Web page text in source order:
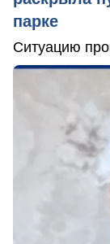
парке
Ситуацию